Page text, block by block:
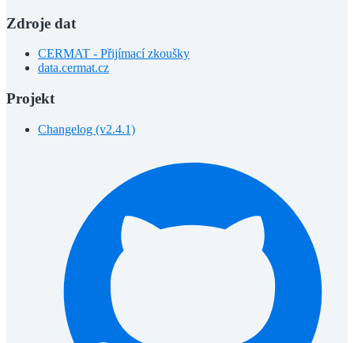
Zdroje dat
CERMAT - Přijímací zkoušky
data.cermat.cz
Projekt
Changelog (v2.4.1)